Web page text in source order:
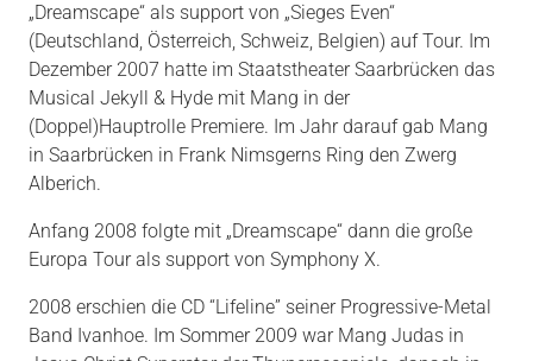
„Dreamscape“ als support von „Sieges Even“
(Deutschland, Österreich, Schweiz, Belgien) auf Tour. Im
Dezember 2007 hatte im Staatstheater Saarbrücken das
Musical Jekyll & Hyde mit Mang in der
(Doppel)Hauptrolle Premiere. Im Jahr darauf gab Mang
in Saarbrücken in Frank Nimsgerns Ring den Zwerg
Alberich.
Anfang 2008 folgte mit „Dreamscape“ dann die große
Europa Tour als support von Symphony X.
2008 erschien die CD “Lifeline” seiner Progressive-Metal
Band Ivanhoe. Im Sommer 2009 war Mang Judas in